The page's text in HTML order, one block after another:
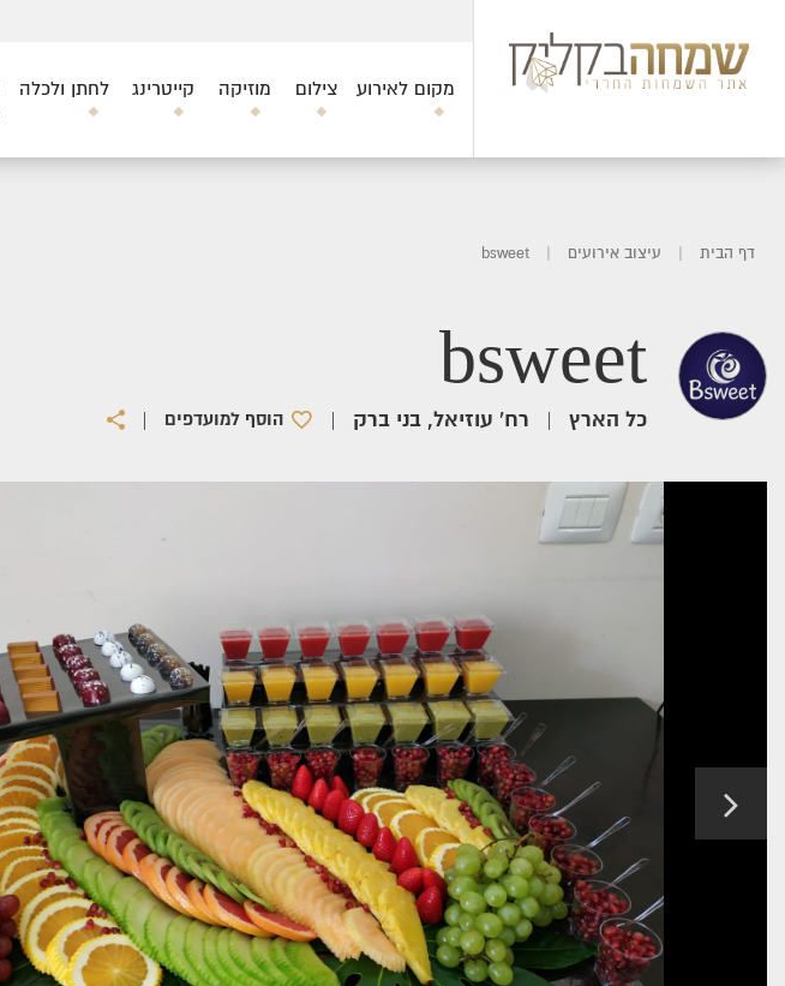
מקום לאירוע צילום מוזיקה קייטרינג לחתן ולכלה
דף הבית עיצוב אירועים bsweet
bsweet
כל הארץ | רח' עוזיאל, בני ברק | הוסף למועדפים |